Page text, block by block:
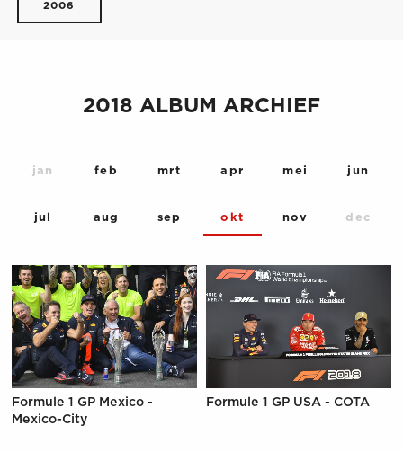
2006
2018 ALBUM ARCHIEF
jan feb mrt apr mei jun
jul aug sep okt nov dec
Formule 1 GP Mexico -
Mexico-City
Formule 1 GP USA - COTA